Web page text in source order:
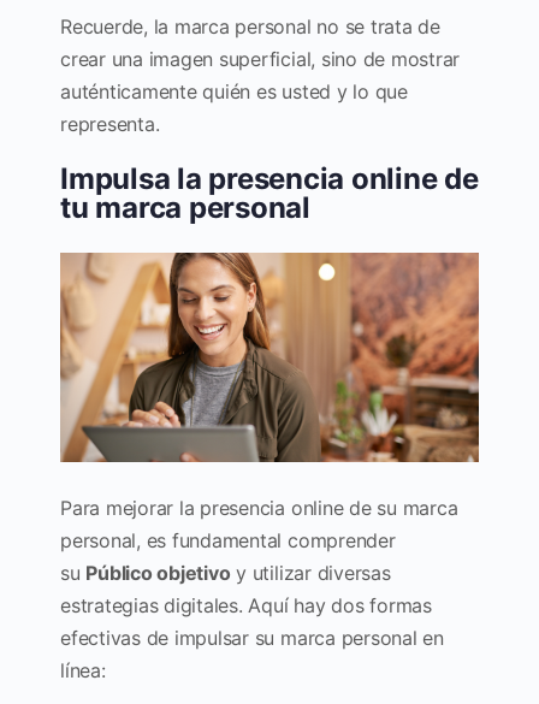
Recuerde, la marca personal no se trata de
crear una imagen superficial, sino de mostrar
auténticamente quién es usted y lo que
representa.
Impulsa la presencia online de
tu marca personal
Para mejorar la presencia online de su marca
personal, es fundamental comprender
su Público objetivo y utilizar diversas
estrategias digitales. Aquí hay dos formas
efectivas de impulsar su marca personal en
línea: